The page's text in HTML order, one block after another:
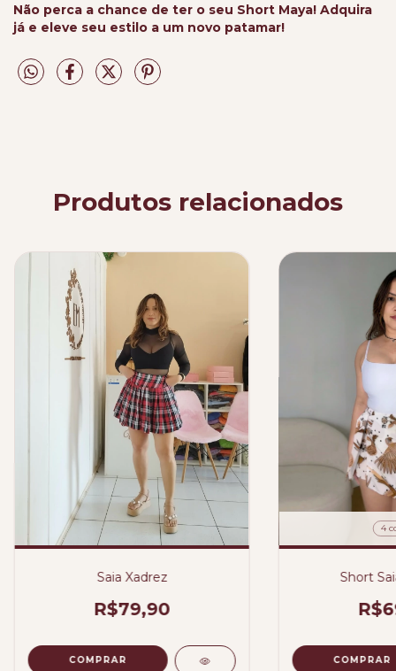
Não perca a chance de ter o seu Short Maya! Adquira
já e eleve seu estilo a um novo patamar!
Produtos relacionados
Saia Xadrez
R$79,90
4
Short
COMPRAR